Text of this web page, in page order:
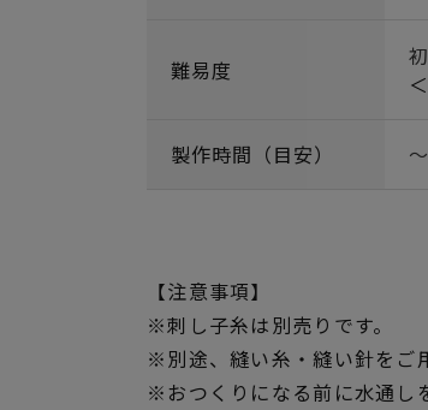
難易度
製作時間（目安）
【注意事項】
※刺し子糸は別売りです。
※別途、縫い糸・縫い針をご
※おつくりになる前に水通し